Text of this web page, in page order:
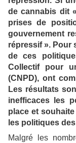
de cannabis dit
prises de
gouvernement
répressif ». Pour
de ces
Collectif pour
(CNPD), ont
Les résultats
inefficaces les
place et
les politiques
Malgré les